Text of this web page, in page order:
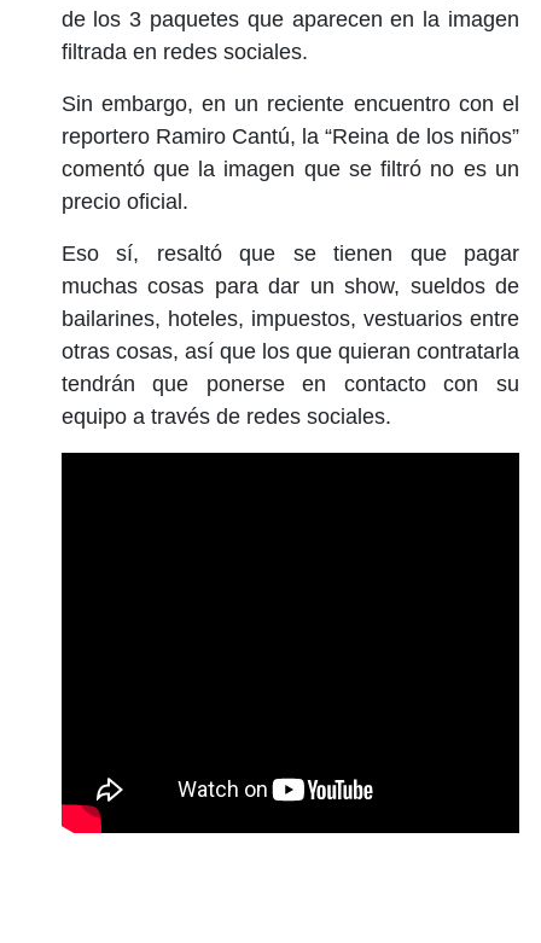
de los 3 paquetes que aparecen en la imagen
filtrada en redes sociales.
Sin embargo, en un reciente encuentro con el
reportero Ramiro Cantú, la “Reina de los niños”
comentó que la imagen que se filtró no es un
precio oficial.
Eso sí, resaltó que se tienen que pagar
muchas cosas para dar un show, sueldos de
bailarines, hoteles, impuestos, vestuarios entre
otras cosas, así que los que quieran contratarla
tendrán que ponerse en contacto con su
equipo a través de redes sociales.